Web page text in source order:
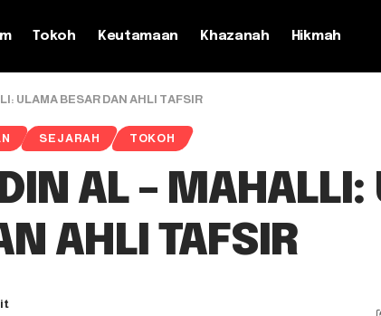
Tokoh Keutamaan Khazanah Hikmah
ULAMA BESAR DAN AHLI TAFSIR
SEJARAH TOKOH
AL – MAHALLI:
AHLI TAFSIR